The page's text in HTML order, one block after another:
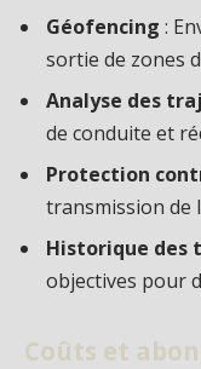
Géofencing :
sortie de zones
Analyse des
de conduite et
Protection
transmission de
Historique des
objectives pour
Coûts et